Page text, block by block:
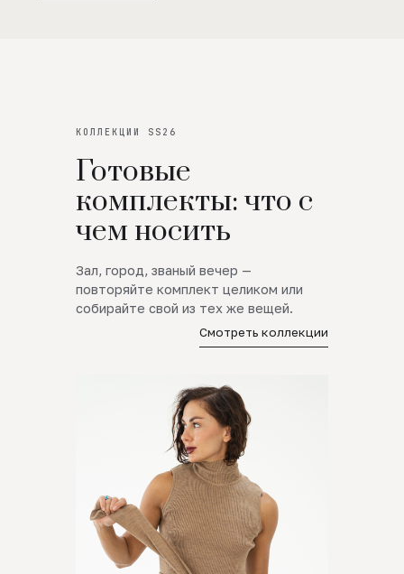
КОЛЛЕКЦИИ SS26
Готовые
комплекты: что с
чем носить
Зал, город, званый вечер —
повторяйте комплект целиком или
собирайте свой из тех же вещей.
Смотреть коллекции